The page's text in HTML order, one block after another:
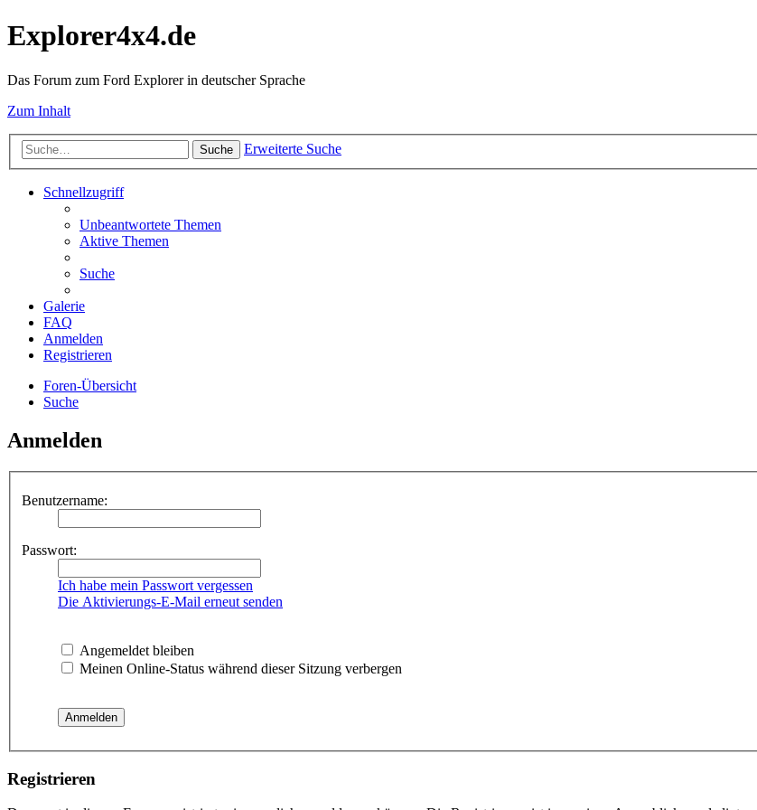
Explorer4x4.de
Das Forum zum Ford Explorer in deutscher Sprache
Zum Inhalt
Suche Erweiterte Suche
Schnellzugriff
Unbeantwortete Themen
Aktive Themen
Suche
Galerie
FAQ
Anmelden
Registrieren
Foren-Übersicht
Suche
Anmelden
Benutzername:
Passwort:
Ich habe mein Passwort vergessen
Die Aktivierungs-E-Mail erneut senden
Angemeldet bleiben
Meinen Online-Status während dieser Sitzung verbergen
Registrieren